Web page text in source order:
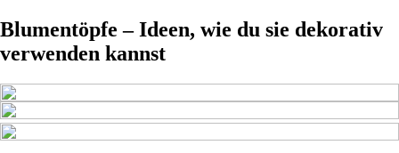
Blumentöpfe – Ideen, wie du sie dekorativ
verwenden kannst